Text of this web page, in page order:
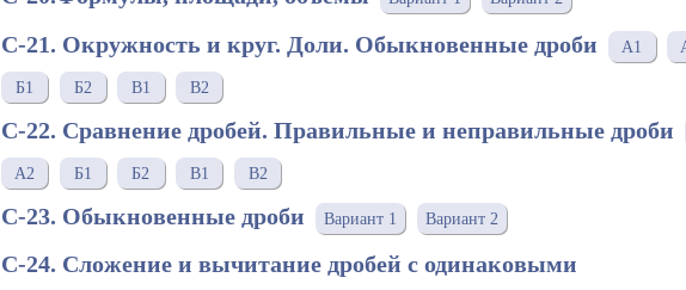
С-21. Окружность и круг. Доли. Обыкновенные дроби A1
Б1 Б2 В1 В2
С-22. Сравнение дробей. Правильные и неправильные дроби
A2 Б1 Б2 В1 В2
С-23. Обыкновенные дроби Вариант 1 Вариант 2
С-24. Сложение и вычитание дробей с одинаковыми